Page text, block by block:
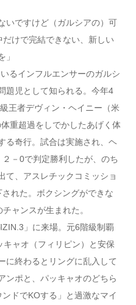
いですけど（ガルシアの）可
けで完結できない、新しい
」
るインフルエンサーのガルシ
題児として知られる。今年4
王者デヴィン・ヘイニー（米
重超過をしでかしたあげく体
る奇行。試合は実施され、ヘ
－0で判定勝利したが、のち
て、アスレチックコミッショ
れた。ボクシングができな
ャンスが生まれた。
」に来場。元6階級制覇
キャオ（フィリピン）と安保
に終わるとリングに乱入して
ンポと、パッキャオのどちら
ドでKOする」と過激なマイ